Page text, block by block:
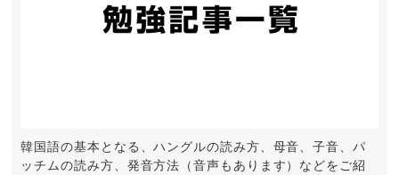
韓国語の基本となる、ハングルの読み方、母音、子音、パ
ッチムの読み方、発音方法（音声もあります）などをご紹